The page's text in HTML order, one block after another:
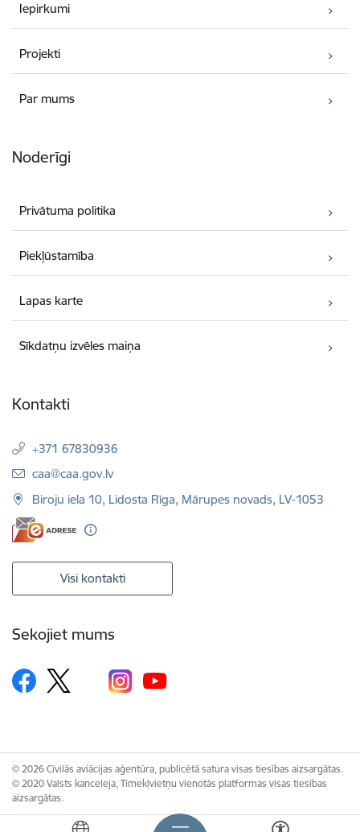
Iepirkumi
Projekti
Par mums
Noderīgi
Privātuma politika
Piekļūstamība
Lapas karte
Sīkdatņu izvēles maiņa
Kontakti
+371 67830936
E-pasts:
caa@caa.gov.lv
Biroju iela 10, Lidosta Rīga, Mārupes novads, LV-1053
Visi kontakti
Sekojiet mums
© 2026 Civilās aviācijas aģentūra, publicētā satura visas tiesības aizsargātas.
© 2020 Valsts kanceleja, Tīmekļvietņu vienotās platformas visas tiesības
aizsargātas.